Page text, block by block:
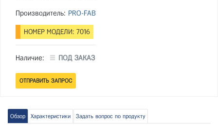
Производитель: PRO-FAB
НОМЕР МОДЕЛИ: 7016
Наличие: ПОД ЗАКАЗ
Обзор Характеристики Задать вопрос по продукту